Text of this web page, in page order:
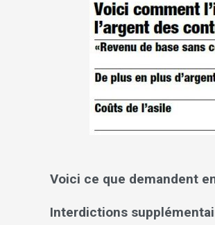
Voici ce que demandent
Interdictions